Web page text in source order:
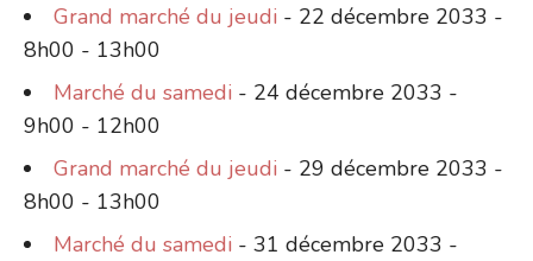
Grand marché du jeudi - 22 décembre 2033 -
8h00 - 13h00
Marché du samedi - 24 décembre 2033 -
9h00 - 12h00
Grand marché du jeudi - 29 décembre 2033 -
8h00 - 13h00
Marché du samedi - 31 décembre 2033 -